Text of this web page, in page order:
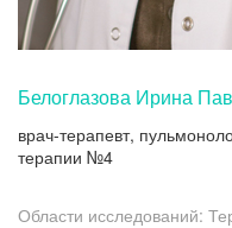
Белоглазова Ирина
врач-терапевт,
терапии №4
Области исследований: